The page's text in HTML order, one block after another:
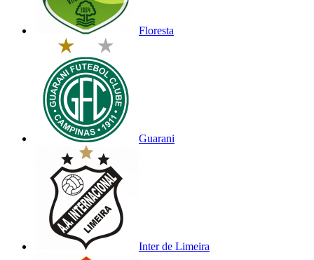
Floresta
Guarani
Inter de Limeira